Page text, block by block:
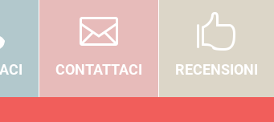

CONTATTACI

RECENSIONI